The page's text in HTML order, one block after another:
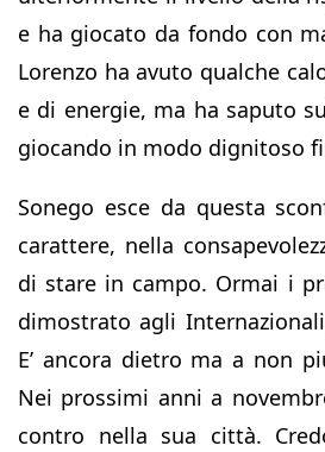
e ha giocato da fondo con
Lorenzo ha avuto qualche
e di energie, ma ha saputo
giocando in modo dignitoso
Sonego esce da questa
carattere, nella
di stare in campo. Ormai i
dimostrato agli
E’ ancora dietro ma a non
Nei prossimi anni a
contro nella sua città.